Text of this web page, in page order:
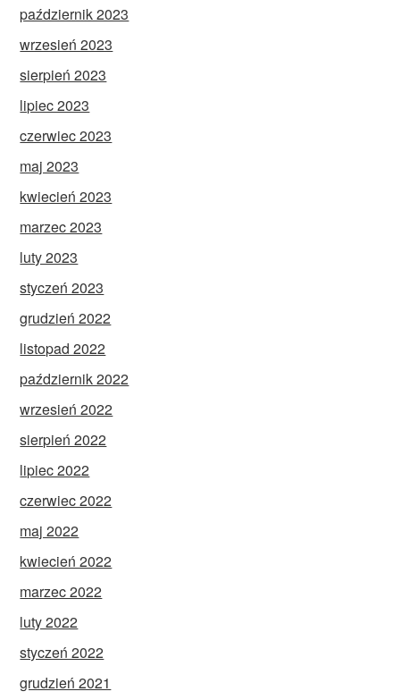
październik 2023
wrzesień 2023
sierpień 2023
lipiec 2023
czerwiec 2023
maj 2023
kwiecień 2023
marzec 2023
luty 2023
styczeń 2023
grudzień 2022
listopad 2022
październik 2022
wrzesień 2022
sierpień 2022
lipiec 2022
czerwiec 2022
maj 2022
kwiecień 2022
marzec 2022
luty 2022
styczeń 2022
grudzień 2021